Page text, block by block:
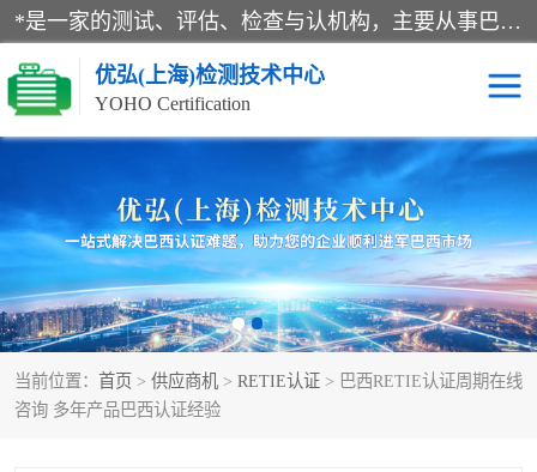
*是一家的测试、评估、检查与认机构，主要从事巴西NR10认证、NR12认证、NR13认证；ANATEL认证、INMTRO认证，欧盟CE认证：MD认证，PED认证，MID认证，ATEX认证，德国蓝色天使认证。
优弘(上海)检测技术中心
YOHO Certification
当前位置： 首页 > 供应商机 > RETIE认证 > 巴西RETIE认证周期在线
咨询 多年产品巴西认证经验
RECYCLASS认证 NR10认证
NR12认证 NR13认证
ART认证 巴西NR认证
巴西认证 RETIE认证